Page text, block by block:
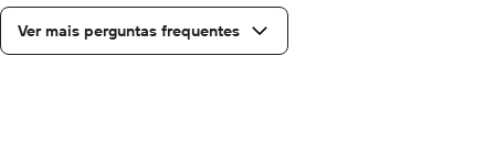
O
gráfico
apresenta
Ver mais perguntas frequentes